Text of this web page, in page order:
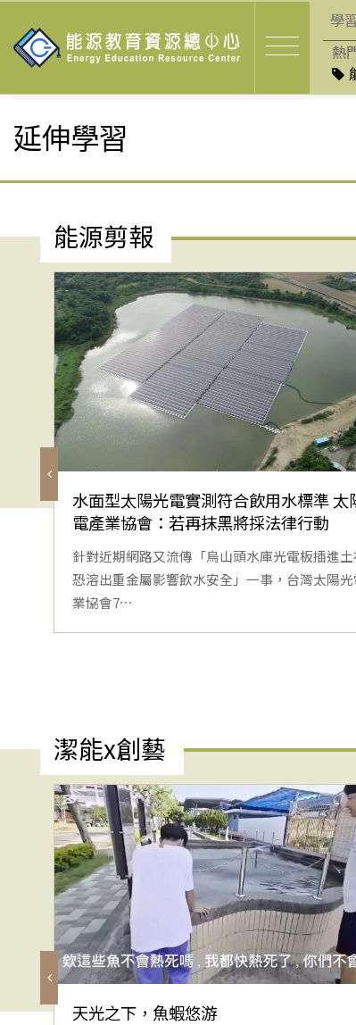
熱
延伸學習
能源剪報
水面型太陽光電實測符合飲用水標準 太
電產業協會：若再抹黑將採法律行動
針對近期網路又流傳「烏山頭水庫光電板插進土
恐溶出重金屬影響飲水安全」一事，台灣太陽
業協會7⋯
潔能x創藝
天光之下，魚蝦悠游